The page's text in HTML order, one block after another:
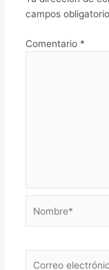
campos
Comentario *